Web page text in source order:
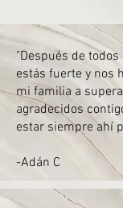
"Después de
estás fuerte y nos
mi familia a
agradecidos
estar siempre ahí
-Adán C